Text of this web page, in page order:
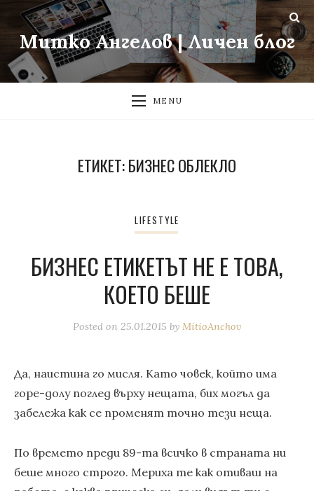
Митко Ангелов | Личен блог
MENU
ЕТИКЕТ:БИЗНЕС ОБЛЕКЛО
LIFESTYLE
БИЗНЕС ЕТИКЕТЪТ НЕ Е ТОВА,
КОЕТО БЕШЕ
Posted on 25.01.2015 by MitioAnchov
Да, наистина го мисля. Като човек, който има
горе-долу поглед върху нещата, бих могъл да
забележа как се променят точно тези неща.
По времето преди 89-та всичко в страната ни
беше много строго. Мериха те как отиваш на